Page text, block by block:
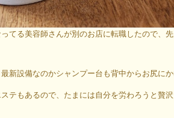
てる美容師さんが別のお店に転職したので、
新設備なのかシャンプー台も背中からお尻に
テもあるので、たまには自分を労わろうと贅